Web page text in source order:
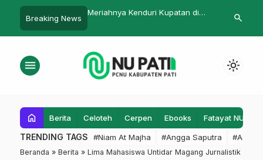
Breaking News
Gandeng Ranting IPNU Gelang,
Pelatihan Bilal
SMK
search
menu light_mode
home Berita Celoteh Cerpen Ebooks Fatayat NU
TRENDING TAGS #Niam At Majha #Angga Saputra #Admin
Beranda » Berita » Lima Mahasiswa Untidar Magang Jurnalistik